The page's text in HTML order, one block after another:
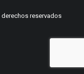
reservados